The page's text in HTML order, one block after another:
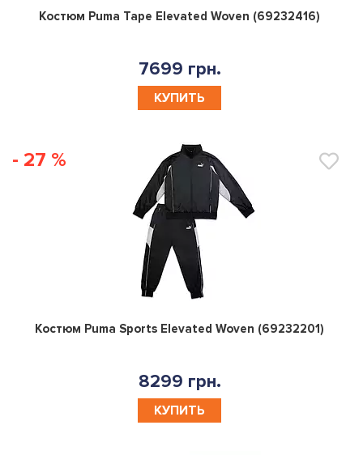
0
Костюм Puma Tape Elevated Woven (69232416)
7699 грн.
КУПИТЬ
- 27 %
0
Костюм Puma Sports Elevated Woven (69232201)
8299 грн.
КУПИТЬ